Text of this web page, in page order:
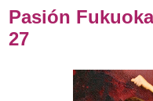
Pasión
27